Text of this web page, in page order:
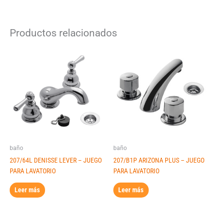
Productos relacionados
baño
207/64L DENISSE LEVER – JUEGO
PARA LAVATORIO
Leer más
baño
207/B1P ARIZONA PLUS – JUEGO
PARA LAVATORIO
Leer más